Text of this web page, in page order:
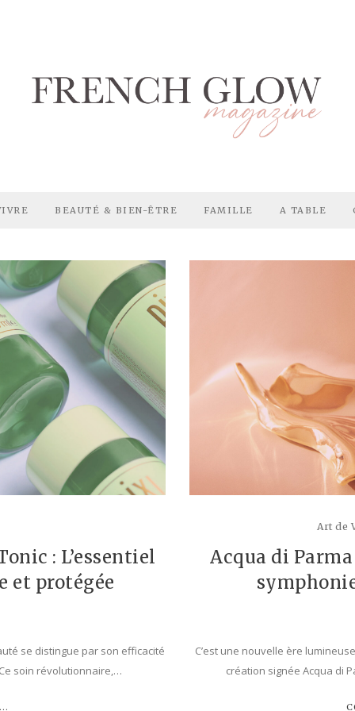
BEAUTÉ & BIEN-ÊTRE FAMILLE A TABLE
: L’essentiel
et protégée
se distingue par son efficacité
soin révolutionnaire,…
Art de
Acqua di
C’est une nouvelle ère
création signée Acqua di